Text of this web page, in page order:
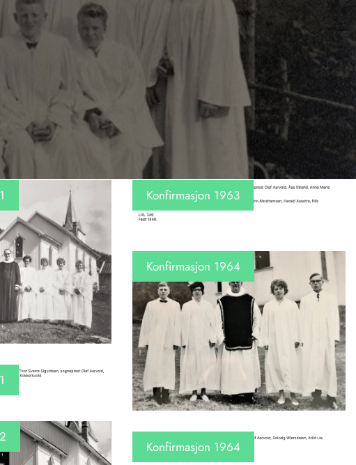
Konfirmasjon 1963
Konfirmasjon 1964
Konfirmasjon 1964